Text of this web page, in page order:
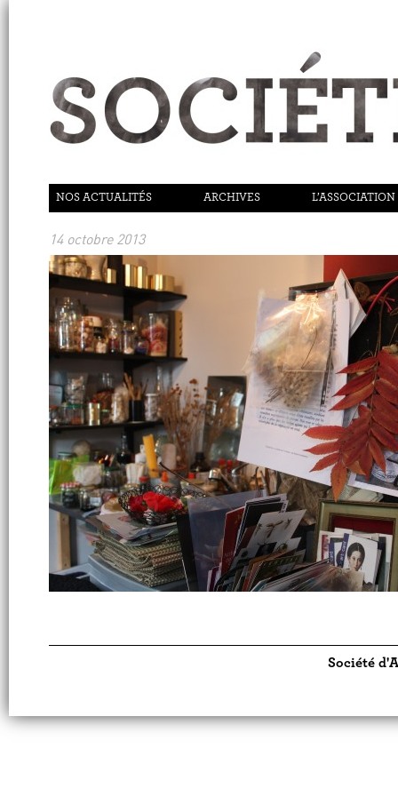
NOS ACTUALITÉS ARCHIVES L’ASSOCIATION
14 octobre 2013
Société